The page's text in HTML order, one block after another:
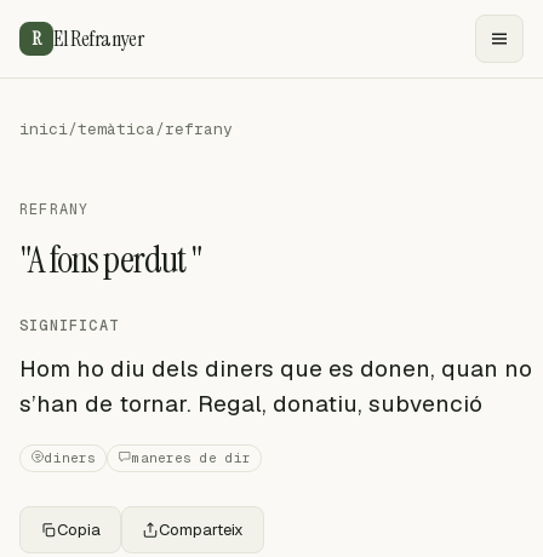
R El Refranyer
inici/temàtica/refrany
REFRANY
"A fons perdut "
SIGNIFICAT
Hom ho diu dels diners que es donen, quan no
s’han de tornar. Regal, donatiu, subvenció
diners maneres de dir
Copia Comparteix